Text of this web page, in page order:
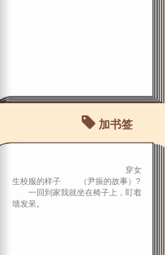
加书签
穿女
生校服的样子 （尹振的故事）?
一回到家我就坐在椅子上，盯着
墙发呆。